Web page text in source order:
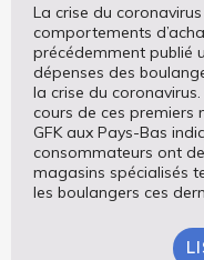
La crise du
comportements
précédemment publié
dépenses des
la crise du
cours de ces premiers
GFK aux Pays-Bas
consommateurs ont
magasins spécialisés
les boulangers ces